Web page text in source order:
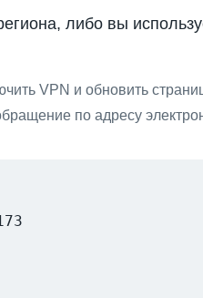
либо вы
VPN и обновить
по адресу